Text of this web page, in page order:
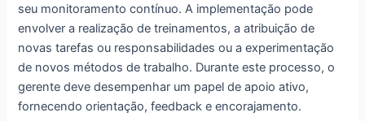
seu monitoramento contínuo. A implementação pode
envolver a realização de treinamentos, a atribuição de
novas tarefas ou responsabilidades ou a experimentação
de novos métodos de trabalho. Durante este processo, o
gerente deve desempenhar um papel de apoio ativo,
fornecendo orientação, feedback e encorajamento.